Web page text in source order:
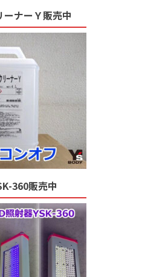
ナーＹ販売中
360販売中